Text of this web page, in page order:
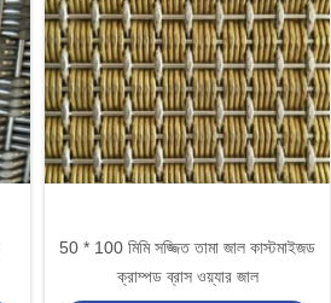
50 * 100 মিমি সজ্জিত তামা জাল কাস্টমাইজড
ক্রাম্পড ব্রাস ওয়্যার জাল